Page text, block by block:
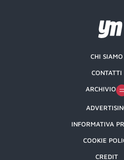
CHI SIAMO
CONTATTI
ARCHIVIO
INFORMATIVA
COOKIE
CREDIT